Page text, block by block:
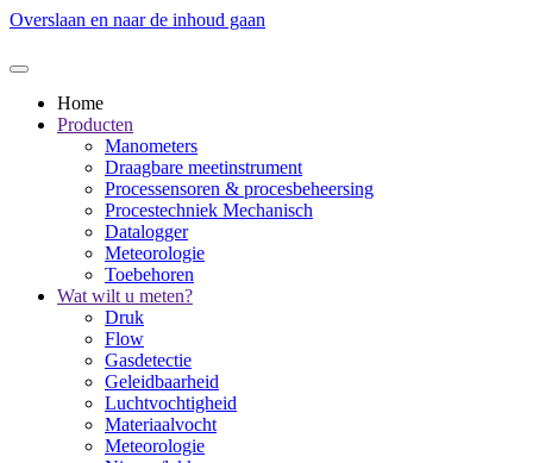
Overslaan en naar de inhoud gaan
Home
Producten
Manometers
Draagbare meetinstrument
Processensoren & procesbeheersing
Procestechniek Mechanisch
Datalogger
Meteorologie
Toebehoren
Wat wilt u meten?
Druk
Flow
Gasdetectie
Geleidbaarheid
Luchtvochtigheid
Materiaalvocht
Meteorologie